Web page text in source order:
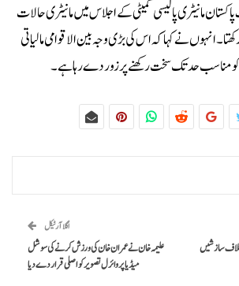
مانیٹری پالیسی کمیٹی کے اجلاس میں مانیٹری حالات
نے کہا کہ اس کی بڑی وجہ بین الاقوامی مالیاتی
کو مناسب حد تک سخت رکھنے پر زور دے رہا ہے۔
سازشیں
اگلا آرٹیکل
علیمہ خان نے عمران خان کی ورزش کرنے کی سوشل
میڈیا پر وائرل تصویر کو اصلی قرار دے دیا